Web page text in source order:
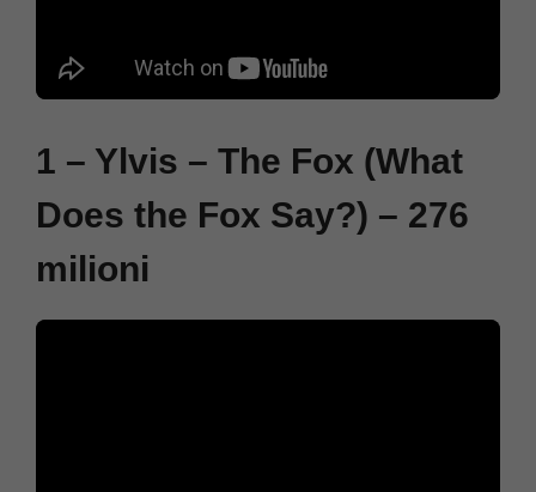
1 – Ylvis – The Fox (What
Does the Fox Say?) – 276
milioni